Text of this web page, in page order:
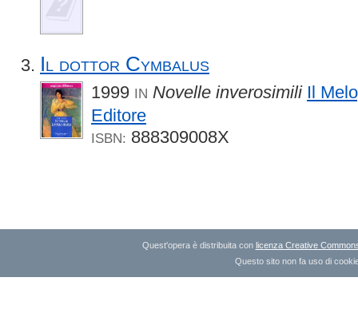
Il dottor Cymbalus
1999 IN Novelle inverosimili Il
Editore
ISBN: 888309008X
Quest'opera è distribuita con licenza Creative
Questo sito non fa uso di